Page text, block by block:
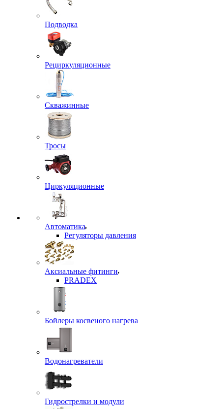
Подводка
Рециркуляционные
Скважинные
Тросы
Циркуляционные
Автоматика
Регуляторы давления
Аксиальные фитинги
PRADEX
Бойлеры косвеного нагрева
Водонагреватели
Гидрострелки и модули